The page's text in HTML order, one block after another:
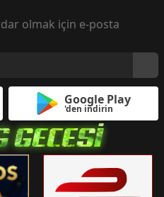
olmak için e-posta
Google Play
'den indirin